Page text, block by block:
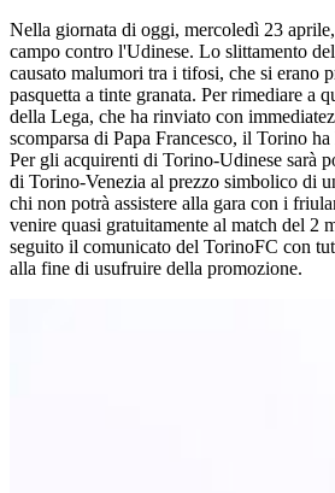
Nella giornata di oggi, mercoledì 23
campo contro l'Udinese. Lo slittamento
causato malumori tra i tifosi, che si erano
pasquetta a tinte granata. Per rimediare a
della Lega, che ha rinviato con
scomparsa di Papa Francesco, il Torino
Per gli acquirenti di Torino-Udinese sarà
di Torino-Venezia al prezzo simbolico di
chi non potrà assistere alla gara con i
venire quasi gratuitamente al match del 2
seguito il comunicato del TorinoFC con
alla fine di usufruire della promozione.